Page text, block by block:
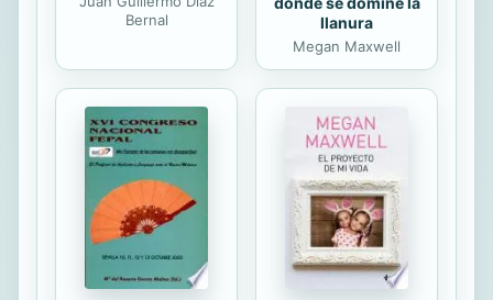
Bernal
llanura
Megan Maxwell